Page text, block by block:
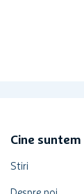
Cine suntem
Stiri